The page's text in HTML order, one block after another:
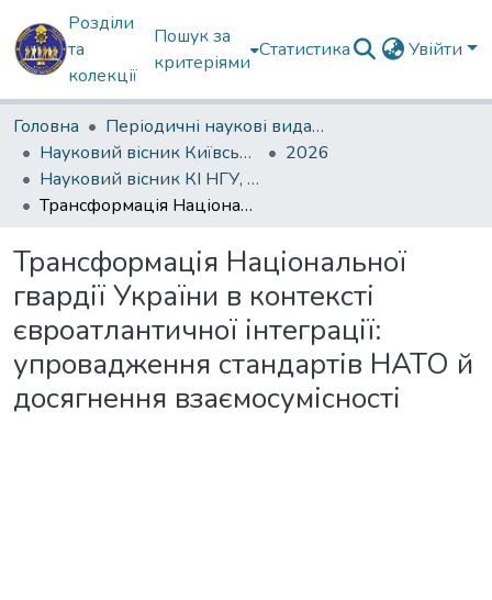
Розділи
та
колекції
Пошук за
критеріями
Статистика Увійти
Головна
Періодичні наукові видання КІ НГУ
Науковий вісник Київського інституту Національної гвардії України
2026
Науковий вісник КІ НГУ, 2026, №1(8)
Трансформація Національної гвардії України в контексті євроатлантичної інтеграції: упровадження стандартів НАТО й досягнення взаємосумісності
Трансформація Національної
гвардії України в контексті
євроатлантичної інтеграції:
упровадження стандартів НАТО й
досягнення взаємосумісності